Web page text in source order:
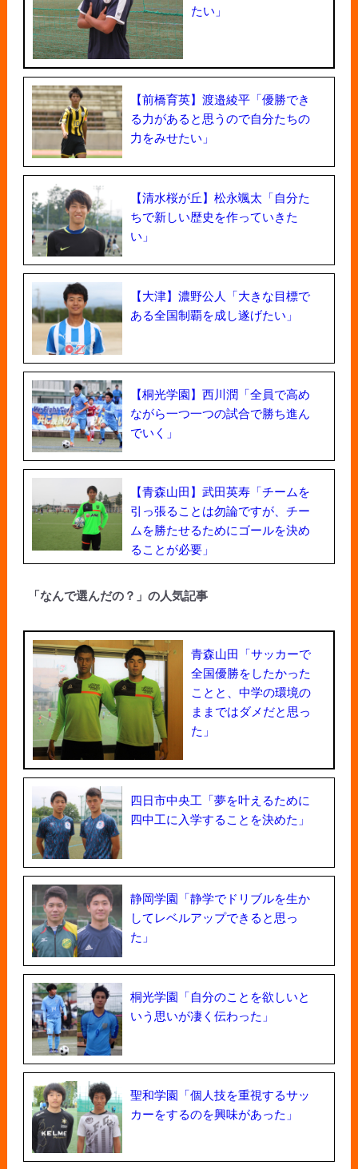
たい」
【前橋育英】渡邉綾平「優勝でき
る力があると思うので自分たちの
力をみせたい」
【清水桜が丘】松永颯太「自分た
ちで新しい歴史を作っていきた
い」
【大津】濃野公人「大きな目標で
ある全国制覇を成し遂げたい」
【桐光学園】西川潤「全員で高め
ながら一つ一つの試合で勝ち進ん
でいく」
【青森山田】武田英寿「チームを
引っ張ることは勿論ですが、チー
ムを勝たせるためにゴールを決め
ることが必要」
「なんで選んだの？」の人気記事
青森山田「サッカーで
全国優勝をしたかった
ことと、中学の環境の
ままではダメだと思っ
た」
四日市中央工「夢を叶えるために
四中工に入学することを決めた」
静岡学園「静学でドリブルを生か
してレベルアップできると思っ
た」
桐光学園「自分のことを欲しいと
いう思いが凄く伝わった」
聖和学園「個人技を重視するサッ
カーをするのを興味があった」